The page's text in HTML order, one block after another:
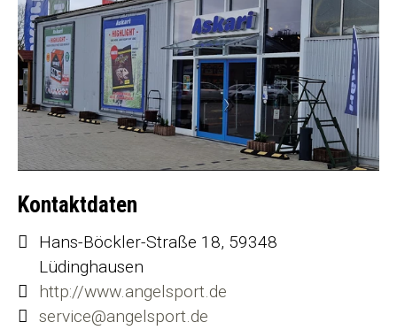
Kontaktdaten
Hans-Böckler-Straße 18, 59348
Lüdinghausen
http://www.angelsport.de
service@angelsport.de